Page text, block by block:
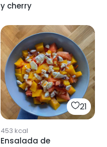
y cherry
21
453 kcal
Ensalada de